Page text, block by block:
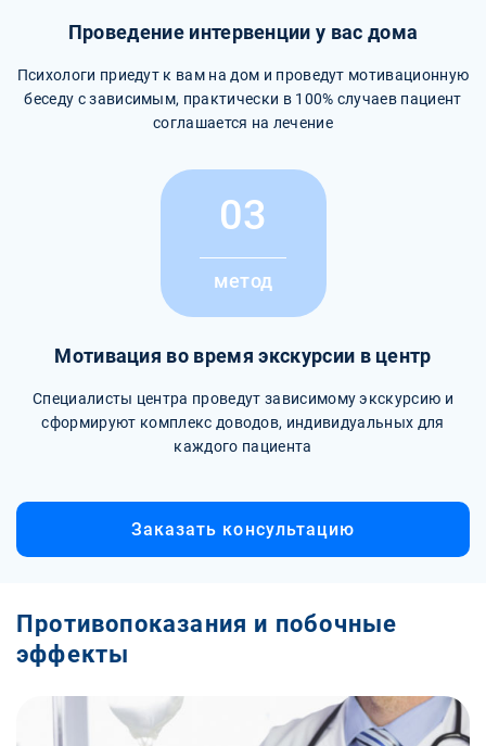
Проведение интервенции у вас дома
Психологи приедут к вам на дом и проведут мотивационную
беседу с зависимым, практически в 100% случаев пациент
соглашается на лечение
03
метод
Мотивация во время экскурсии в центр
Специалисты центра проведут зависимому экскурсию и
сформируют комплекс доводов, индивидуальных для
каждого пациента
Заказать консультацию
Противопоказания и побочные
эффекты